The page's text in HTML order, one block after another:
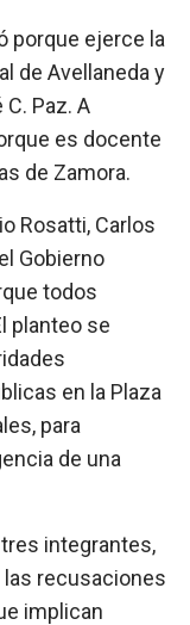
porque ejerce la
de Avellaneda y
Paz. A
es docente
de Zamora.
Rosatti, Carlos
Gobierno
todos
planteo se
en la Plaza
para
de una
integrantes,
las recusaciones
implican